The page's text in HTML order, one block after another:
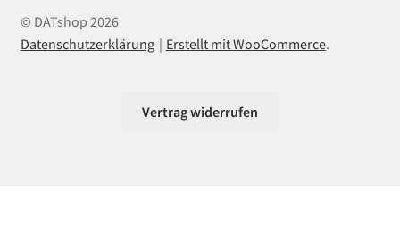
© DATshop 2026
Datenschutzerklärung
Erstellt mit WooCommerce.
Vertrag widerrufen